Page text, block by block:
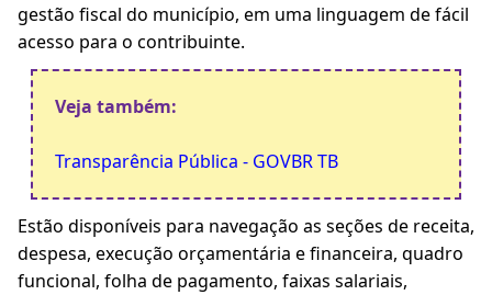
gestão fiscal do município, em uma linguagem de fácil
acesso para o contribuinte.
Veja também:
Transparência Pública - GOVBR TB
Estão disponíveis para navegação as seções de receita,
despesa, execução orçamentária e financeira, quadro
funcional, folha de pagamento, faixas salariais,